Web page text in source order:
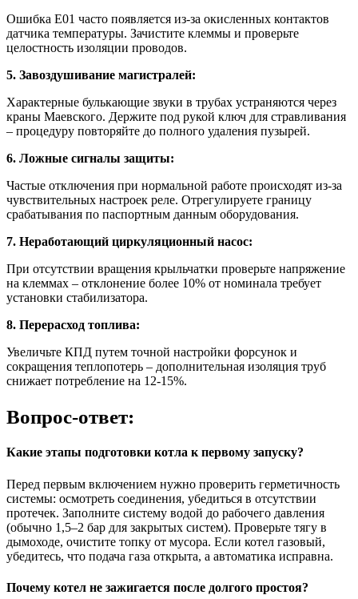
Ошибка Е01 часто появляется из-за окисленных контактов
датчика температуры. Зачистите клеммы и проверьте
целостность изоляции проводов.
5. Завоздушивание магистралей:
Характерные булькающие звуки в трубах устраняются через
краны Маевского. Держите под рукой ключ для стравливания
– процедуру повторяйте до полного удаления пузырей.
6. Ложные сигналы защиты:
Частые отключения при нормальной работе происходят из-за
чувствительных настроек реле. Отрегулируете границу
срабатывания по паспортным данным оборудования.
7. Неработающий циркуляционный насос:
При отсутствии вращения крыльчатки проверьте напряжение
на клеммах – отклонение более 10% от номинала требует
установки стабилизатора.
8. Перерасход топлива:
Увеличьте КПД путем точной настройки форсунок и
сокращения теплопотерь – дополнительная изоляция труб
снижает потребление на 12-15%.
Вопрос-ответ:
Какие этапы подготовки котла к первому запуску?
Перед первым включением нужно проверить герметичность
системы: осмотреть соединения, убедиться в отсутствии
протечек. Заполните систему водой до рабочего давления
(обычно 1,5–2 бар для закрытых систем). Проверьте тягу в
дымоходе, очистите топку от мусора. Если котел газовый,
убедитесь, что подача газа открыта, а автоматика исправна.
Почему котел не зажигается после долгого простоя?